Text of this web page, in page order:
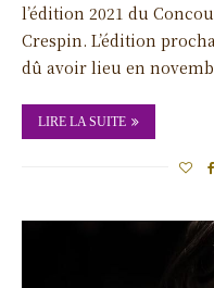
l’édition 2021 du
Crespin. L’édition
dû avoir lieu en
LIRE LA SUITE